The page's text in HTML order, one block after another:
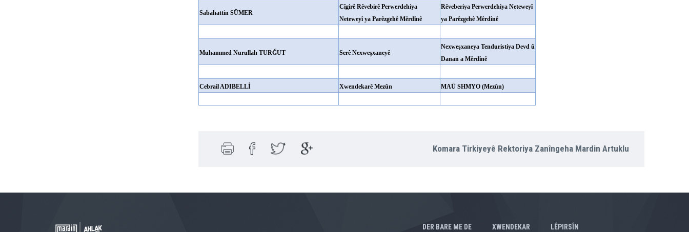
Sabahattin SÜMER
Cîgirê Rêvebirê Perwerdehiya
Neteweyî ya Parêzgehê Mêrdînê
Rêveberiya Perwerdehiya Neteweyî
ya Parêzgehê Mêrdînê
Muhammed Nurullah TURĞUT Serê Nexweşxaneyê
Nexweşxaneya Tenduristiya Devd û
Danan a Mêrdînê
Cebrail ADIBELLİ Xwendekarê Mezûn MAÜ SHMYO (Mezûn)
Komara Tirkiyeyê Rektoriya Zanîngeha Mardin Artuklu
DER BARE ME DE XWENDEKAR LÊPIRSÎN